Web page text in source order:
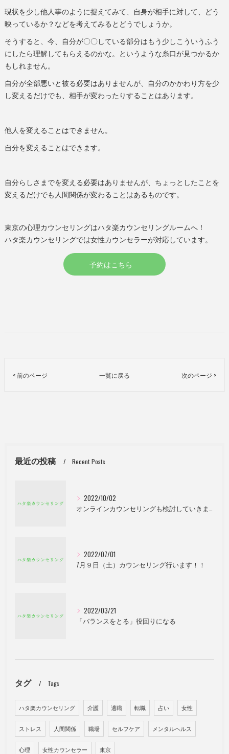
現状を少し他人事のように捉えてみて、自身が相手に対して、どう
映っているか？などを考えてみるとどうでしょうか。
そうすると、今、自分が〇〇している部分はもう少しこういうふう
にしたら理解してもらえるのかな。というような糸口が見つかるか
もしれません。
自分が全部悪いと被る必要はありませんが、自分のかかわり方を少
し変えるだけでも、相手が変わったりすることはあります。
他人を変えることはできません。
自分を変えることはできます。
自分らしさまでを変える必要はありませんが、ちょっとしたことを
変えるだけでも人間関係が変わることはあるものです。
東京の心理カウンセリングはハタ楽カウンセリングルームへ！
ハタ楽カウンセリングでは女性カウンセラーが対応しています。
予約はこちら
< 前のページ 一覧に戻る 次のページ >
最近の投稿 Recent Posts
2022/10/02
オンラインカウンセリングも検討していきます。
2022/07/01
7月９日（土）カウンセリング行います！！
2022/03/21
「バランスをとる」役回りになる
タグ Tags
ハタ楽カウンセリング 介護 適職 転職 占い 女性
ストレス 人間関係 職場 セルフケア メンタルヘルス
心理 女性カウンセラー 東京